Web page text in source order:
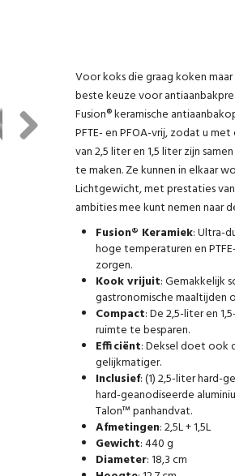
Voor koks die graag koken
beste keuze voor
Fusion® keramische
PFTE- en PFOA-vrij, zodat u
van 2,5 liter en 1,5 liter zijn
te maken. Ze kunnen in elkaar
Lichtgewicht, met prestaties
ambities mee kunt nemen naar
Fusion® Keramiek: Ultra-
hoge temperaturen en
zorgen.
Kook vrijuit: Gemakkelijk
gastronomische maaltijden
Compact: De 2,5-liter en
ruimte te besparen.
Efficiënt: Deksel doet ook
gelijkmatiger.
Inclusief: (1) 2,5-liter hard-
hard-geanodiseerde
Talon™ panhandvat.
Afmetingen: 2,5L + 1,5L
Gewicht: 440 g
Diameter: 18,3 cm